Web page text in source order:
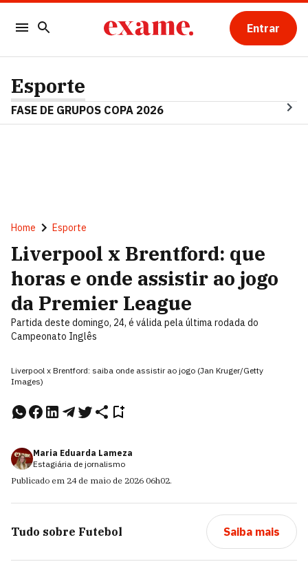
Entrar
Esporte
FASE DE GRUPOS COPA 2026
Home Esporte
Liverpool x Brentford: que
horas e onde assistir ao jogo
da Premier League
Partida deste domingo, 24, é válida pela última rodada do
Campeonato Inglês
Liverpool x Brentford: saiba onde assistir ao jogo (Jan Kruger/Getty
Images)
Maria Eduarda Lameza
Estagiária de jornalismo
Publicado em 24 de maio de 2026 06h02.
Tudo sobre Futebol Saiba mais